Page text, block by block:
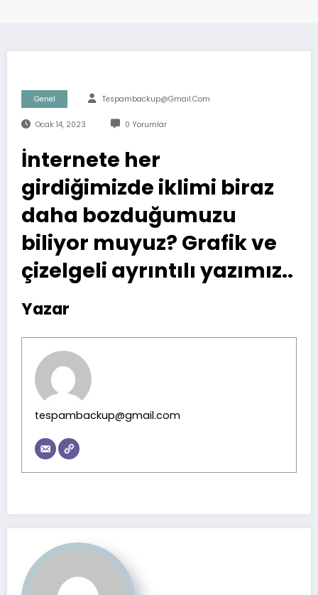
Genel Tespambackup@gmail.com
Ocak 14, 2023 0 Yorumlar
İnternete her
girdiğimizde iklimi biraz
daha bozduğumuzu
biliyor muyuz? Grafik ve
çizelgeli ayrıntılı yazımız..
Yazar
tespambackup@gmail.com